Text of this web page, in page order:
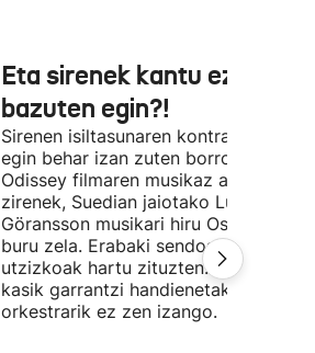
Eta sirenek kantu ez
bazuten egin?!
Sirenen isiltasunaren kontra (edo
egin behar izan zuten borroka The
Odissey filmaren musikaz arduratu
zirenek, Suedian jaiotako Ludwig
Göransson musikari hiru Oscar
buru zela. Erabaki sendoak, ezin
utzizkoak hartu zituzten. Lehengo
kasik garrantzi handienetakoa:
orkestrarik ez zen izango.